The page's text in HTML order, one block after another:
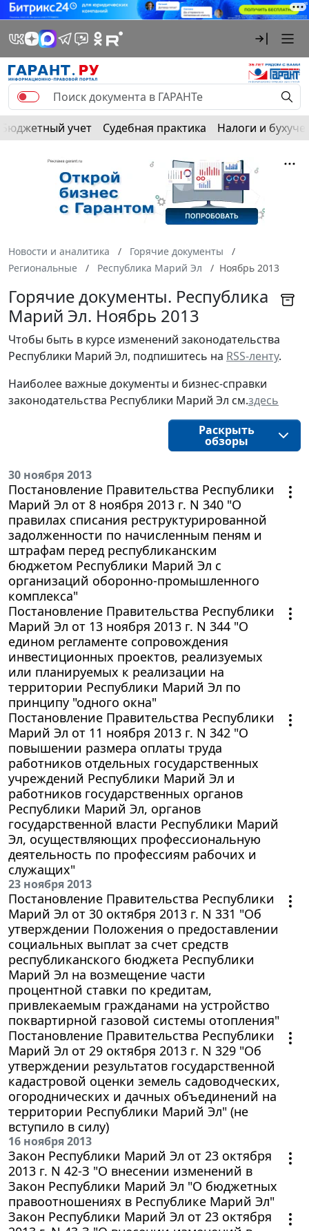
Бюджетный учет Судебная практика Налоги и
Новости и аналитика
Горячие документы
Региональные
Республика Марий Эл Ноябрь 2013
Горячие документы. Республика
Марий Эл. Ноябрь 2013
Чтобы быть в курсе изменений законодательства
Республики Марий Эл, подпишитесь на RSS-ленту.
Наиболее важные документы и бизнес-справки
законодательства Республики Марий Эл см.здесь
Раскрыть
обзоры
30 ноября 2013
Постановление Правительства Республики
Марий Эл от 8 ноября 2013 г. N 340 "О
правилах списания реструктурированной
задолженности по начисленным пеням и
штрафам перед республиканским
бюджетом Республики Марий Эл с
организаций оборонно-промышленного
комплекса"
Постановление Правительства Республики
Марий Эл от 13 ноября 2013 г. N 344 "О
едином регламенте сопровождения
инвестиционных проектов, реализуемых
или планируемых к реализации на
территории Республики Марий Эл по
принципу "одного окна"
Постановление Правительства Республики
Марий Эл от 11 ноября 2013 г. N 342 "О
повышении размера оплаты труда
работников отдельных государственных
учреждений Республики Марий Эл и
работников государственных органов
Республики Марий Эл, органов
государственной власти Республики Марий
Эл, осуществляющих профессиональную
деятельность по профессиям рабочих и
служащих"
23 ноября 2013
Постановление Правительства Республики
Марий Эл от 30 октября 2013 г. N 331 "Об
утверждении Положения о предоставлении
социальных выплат за счет средств
республиканского бюджета Республики
Марий Эл на возмещение части
процентной ставки по кредитам,
привлекаемым гражданами на устройство
поквартирной газовой системы отопления"
Постановление Правительства Республики
Марий Эл от 29 октября 2013 г. N 329 "Об
утверждении результатов государственной
кадастровой оценки земель садоводческих,
огороднических и дачных объединений на
территории Республики Марий Эл" (не
вступило в силу)
16 ноября 2013
Закон Республики Марий Эл от 23 октября
2013 г. N 42-З "О внесении изменений в
Закон Республики Марий Эл "О бюджетных
правоотношениях в Республике Марий Эл"
Закон Республики Марий Эл от 23 октября